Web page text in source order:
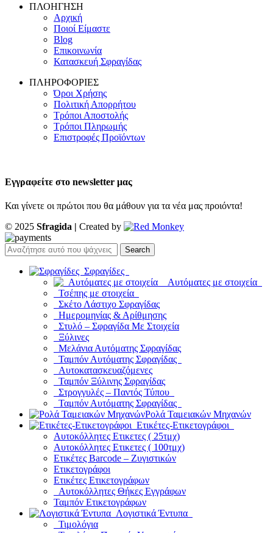
ΠΛΟΗΓΗΣΗ
Αρχική
Ποιοί Είμαστε
Blog
Επικοινωνία
Κατασκευή Σφραγίδας
ΠΛΗΡΟΦΟΡΙΕΣ
Όροι Χρήσης
Πολιτική Απορρήτου
Τρόποι Αποστολής
Τρόποι Πληρωμής
Επιστροφές Προϊόντων
Εγγραφείτε στο newsletter μας
Και γίνετε οι πρώτοι που θα μάθουν για τα νέα μας προιόντα!
© 2025 Sfragida | Created by
Search
Σφραγίδες
Αυτόματες με στοιχεία
Τσέπης με στοιχεία
Σκέτο Λάστιχο Σφραγίδας
Ημερομηνίας & Αρίθμησης
Στυλό – Σφραγίδα Με Στοιχεία
Ξύλινες
Μελάνια Αυτόματης Σφραγίδας
Ταμπόν Αυτόματης Σφραγίδας
Αυτοκατασκευαζόμενες
Ταμπόν Ξύλινης Σφραγίδας
Στρογγυλές – Παντός Τύπου
Ταμπόν Αυτόματης Σφραγίδας
Ρολά Ταμειακών Μηχανών
Ετικέτες-Ετικετογράφοι
Αυτοκόλλητες Ετικετες ( 25τμχ)
Αυτοκόλλητες Ετικετες ( 100τμχ)
Ετικέτες Barcode – Ζυγιστικών
Ετικετογράφοι
Ετικέτες Ετικετογράφων
Αυτοκόλλητες Θήκες Εγγράφων
Ταμπόν Ετικετογράφων
Λογιστικά Έντυπα
Τιμολόγια